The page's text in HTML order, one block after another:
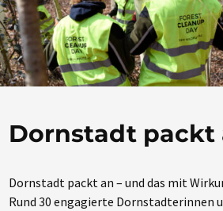
Dornstadt packt
Dornstadt packt an – und das mit
Rund 30 engagierte Dornstadterinnen